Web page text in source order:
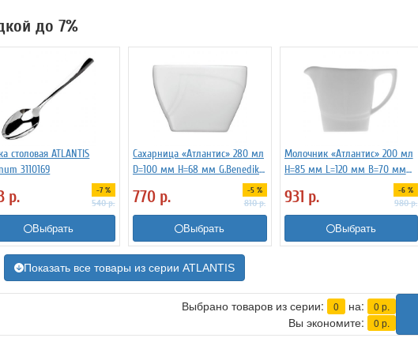
до 7%
столовая ATLANTIS
3110169
р. -7 %
540р.
Выбрать
Сахарница «Атлантис» 280 мл
D=100 мм H=68 мм G.Benedikt
770 р. -5 %
810р.
Выбрать
Молочник «Атлантис» 200 мл
H=85 мм L=120 мм B=70 мм
931 р. -6 %
980р.
Выбрать
Показать все товары из серии ATLANTIS
Выбрано товаров из серии: 0 на: 0 р.
Вы экономите: 0 р.